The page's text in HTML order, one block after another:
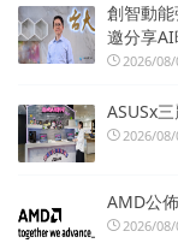
創智動
邀分享
2026/08/
ASUSx
2026/08/
AMD公
2026/08/